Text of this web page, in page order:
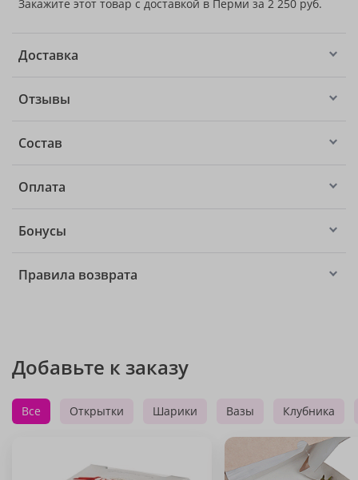
Закажите этот товар с доставкой в Перми за 2 250 руб.
Доставка
Отзывы
Состав
Оплата
Бонусы
Правила возврата
Добавьте к заказу
Все Открытки Шарики Вазы Клубника